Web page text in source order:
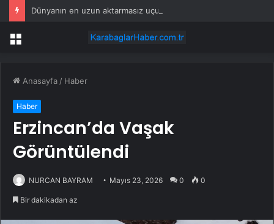
Menü
Anasayfa / Haber
Haber
Erzincan’da Vaşak
Görüntülendi
NURCAN BAYRAM Mayıs 23, 2026 0 0
Bir dakikadan az